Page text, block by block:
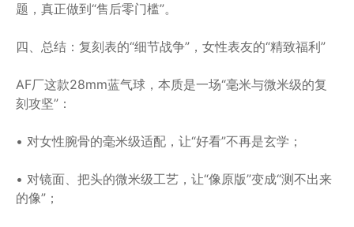
题，真正做到“售后零门槛”。
四、总结：复刻表的“细节战争”，女性表友的“精致福利”
AF厂这款28mm蓝气球，本质是一场“毫米与微米级的复
刻攻坚”：
• 对女性腕骨的毫米级适配，让“好看”不再是玄学；
• 对镜面、把头的微米级工艺，让“像原版”变成“测不出来
的像”；